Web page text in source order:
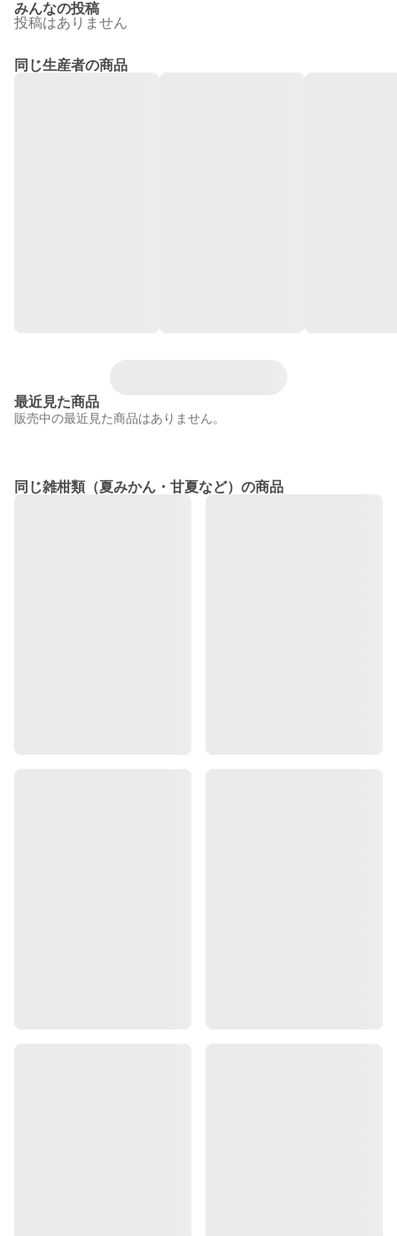
みんなの投稿
投稿はありません
同じ生産者の商品
最近見た商品
販売中の最近見た商品はありません。
同じ雑柑類（夏みかん・甘夏など）の商品